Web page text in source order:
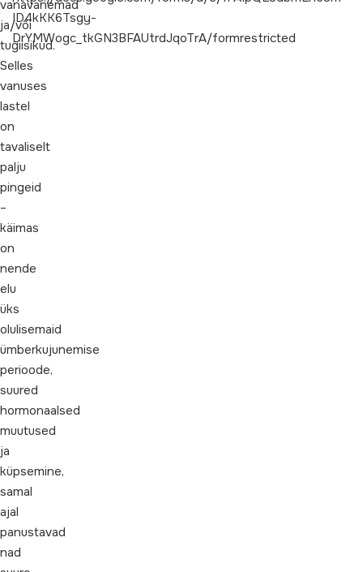
vanavanemad
ja/või
tugiisikud.
Selles
vanuses
lastel
on
tavaliselt
palju
pingeid
–
käimas
on
nende
elu
üks
olulisemaid
ümberkujunemise
perioode,
suured
hormonaalsed
muutused
ja
küpsemine,
samal
ajal
panustavad
nad
ID4kKK6Tsgy-
DrYMWogc_tkGN3BFAUtrdJqoTrA/formrestricted